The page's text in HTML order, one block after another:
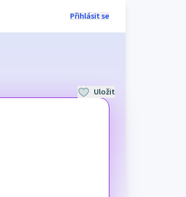
Přihlásit se
Uložit